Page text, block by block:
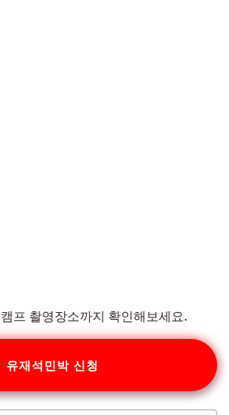
프 촬영장소까지 확인해보세요.
유재석민박 신청